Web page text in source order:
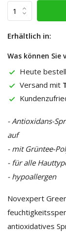
Erhältlich in:
Was können Sie
Heute
Versand mit
- Antioxidans-
auf
- mit Grüntee-
- für alle
- hypoallergen
Novexpert
antioxidatives